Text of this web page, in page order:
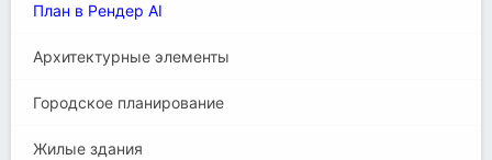
План в Рендер AI
Архитектурные элементы
Городское планирование
Жилые здания